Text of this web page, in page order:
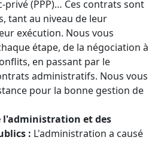
(PPP)… Ces contrats sont
tant au niveau de leur
exécution. Nous vous
étape, de la négociation à
en passant par le
administratifs. Nous vous
pour la bonne gestion de
l'administration et des
: L'administration a causé